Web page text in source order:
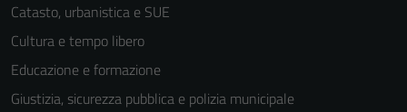
Catasto, urbanistica e SUE
Cultura e tempo libero
Educazione e formazione
Giustizia, sicurezza pubblica e polizia municipale